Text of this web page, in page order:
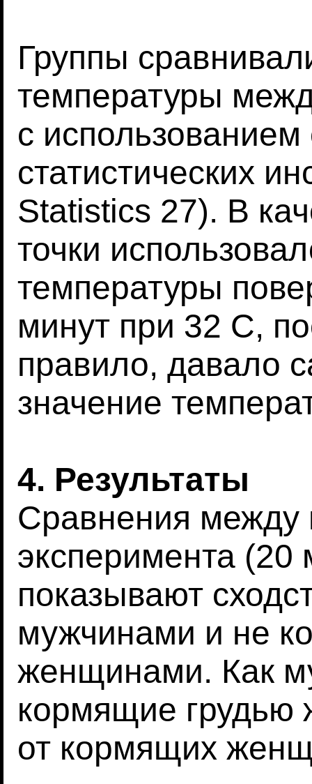
Группы
температуры
с
статистических
Statistics 27). В
точки
температуры
минут при 32 C,
правило, давало
значение
4. Результаты
Сравнения между
эксперимента (20
показывают
мужчинами и не
женщинами. Как
кормящие грудью
от кормящих